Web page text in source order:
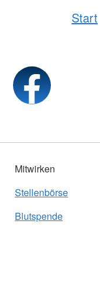
Start
Mitwirken
Stellenbörse
Blutspende